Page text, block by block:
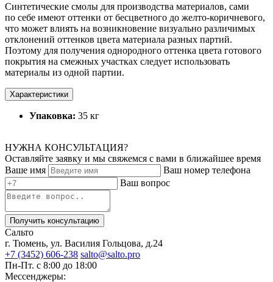
Синтетические смолы для производства материалов, сами
по себе имеют оттенки от бесцветного до желто-коричневого,
что может влиять на возникновение визуально различимых
отклонений оттенков цвета материала разных партий.
Поэтому для получения однородного оттенка цвета готового
покрытия на смежных участках следует использовать
материалы из одной партии.
Характеристики
Упаковка: 35 кг
НУЖНА КОНСУЛЬТАЦИЯ?
Оставляйте заявку и мы свяжемся с вами в ближайшее время
Ваше имя
Ваш номер телефона
Ваш вопрос
Получить консультацию
Сальто
г. Тюмень, ул. Василия Гольцова, д.24
+7 (3452) 606-238 salto@salto.pro
Пн-Пт. с 8:00 до 18:00
Мессенджеры: